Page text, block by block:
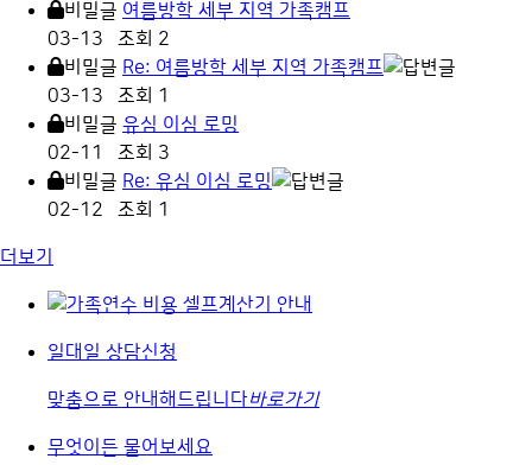
비밀글 여름방학 세부 지역 가족캠프
03-13
조회 2
비밀글 Re: 여름방학 세부 지역 가족캠프
03-13
조회 1
비밀글 유심 이심 로밍
02-11
조회 3
비밀글 Re: 유심 이심 로밍
02-12
조회 1
더보기
일대일 상담신청
맞춤으로 안내해드립니다바로가기
무엇이든 물어보세요